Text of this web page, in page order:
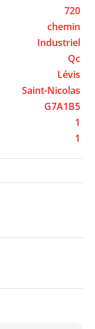
720
chemin
Industriel
Qc
Lévis
Saint-Nicolas
G7A1B5
1
1